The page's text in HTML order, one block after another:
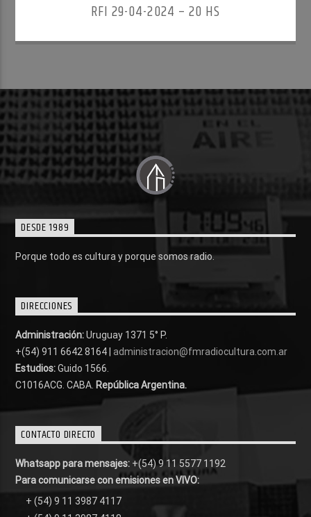
RFI 29-04-2024 – 20 HS
DESDE 1989
Porque todo es cultura y porque somos radio.
DIRECCIONES
Administración:Uruguay 1371 5° P.
+(54) 911 6642 8164 | administracion@fmradiocultura.com.ar
Estudios:Guido 1566.
C1016ACG . CABA. República Argentina.
CONTACTO DIRECTO
Whatsapp para mensajes: +(54) 9 11 5577 1192
Para comunicarse con emisiones en VIVO:
+ (54) 9 11 3987 4117